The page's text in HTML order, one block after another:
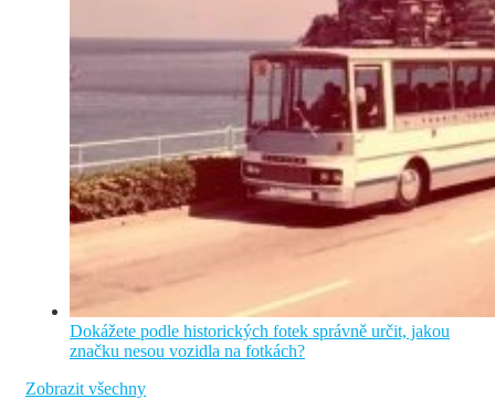
Dokážete podle historických fotek správně určit, jakou
značku nesou vozidla na fotkách?
Zobrazit všechny